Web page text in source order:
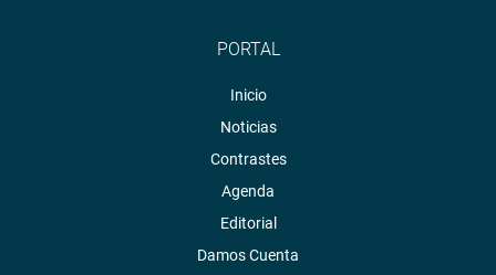
PORTAL
Inicio
Noticias
Contrastes
Agenda
Editorial
Damos Cuenta